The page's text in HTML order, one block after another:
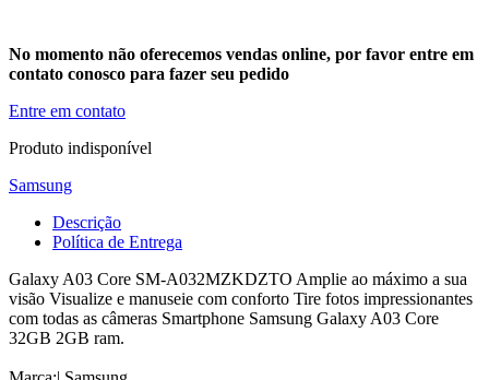
No momento não oferecemos vendas online, por favor entre em
contato conosco para fazer seu pedido
Entre em contato
Produto indisponível
Samsung
Descrição
Política de Entrega
Galaxy A03 Core SM-A032MZKDZTO Amplie ao máximo a sua
visão Visualize e manuseie com conforto Tire fotos impressionantes
com todas as câmeras Smartphone Samsung Galaxy A03 Core
32GB 2GB ram.